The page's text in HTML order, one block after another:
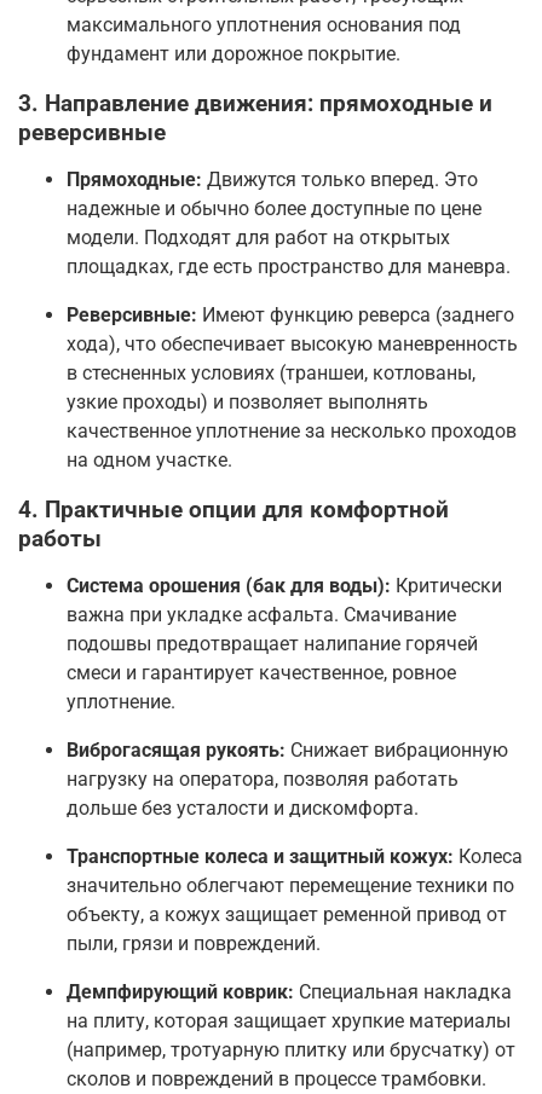
максимального уплотнения основания под
фундамент или дорожное покрытие.
3. Направление движения: прямоходные и
реверсивные
Прямоходные: Движутся только вперед. Это
надежные и обычно более доступные по цене
модели. Подходят для работ на открытых
площадках, где есть пространство для маневра.
Реверсивные: Имеют функцию реверса (заднего
хода), что обеспечивает высокую маневренность
в стесненных условиях (траншеи, котлованы,
узкие проходы) и позволяет выполнять
качественное уплотнение за несколько проходов
на одном участке.
4. Практичные опции для комфортной
работы
Система орошения (бак для воды): Критически
важна при укладке асфальта. Смачивание
подошвы предотвращает налипание горячей
смеси и гарантирует качественное, ровное
уплотнение.
Виброгасящая рукоять: Снижает вибрационную
нагрузку на оператора, позволяя работать
дольше без усталости и дискомфорта.
Транспортные колеса и защитный кожух: Колеса
значительно облегчают перемещение техники по
объекту, а кожух защищает ременной привод от
пыли, грязи и повреждений.
Демпфирующий коврик: Специальная накладка
на плиту, которая защищает хрупкие материалы
(например, тротуарную плитку или брусчатку) от
сколов и повреждений в процессе трамбовки.